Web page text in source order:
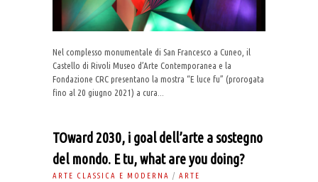
Nel complesso monumentale di San Francesco a Cuneo, il
Castello di Rivoli Museo d’Arte Contemporanea e la
Fondazione CRC presentano la mostra “E luce fu” (prorogata
fino al 20 giugno 2021) a cura...
TOward 2030, i goal dell’arte a sostegno
del mondo. E tu, what are you doing?
ARTE CLASSICA E MODERNA / ARTE